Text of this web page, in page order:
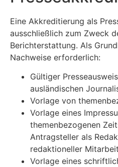
Eine Akkreditierung als
ausschließlich zum Zweck
Berichterstattung. Als
Nachweise erforderlich:
Gültiger
ausländischen
Vorlage von
Vorlage eines
themenbezogenen
Antragsteller als
redaktioneller
Vorlage eines